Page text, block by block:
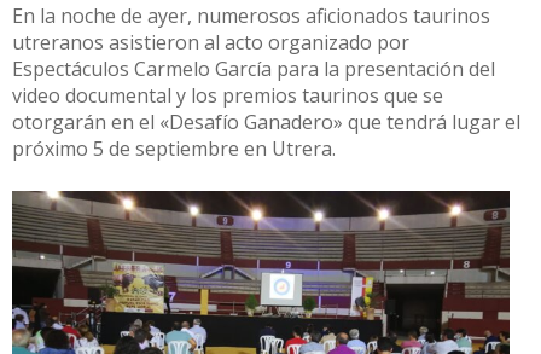
En la noche de ayer, numerosos aficionados taurinos
utreranos asistieron al acto organizado por
Espectáculos Carmelo García para la presentación del
video documental y los premios taurinos que se
otorgarán en el «Desafío Ganadero» que tendrá lugar el
próximo 5 de septiembre en Utrera.